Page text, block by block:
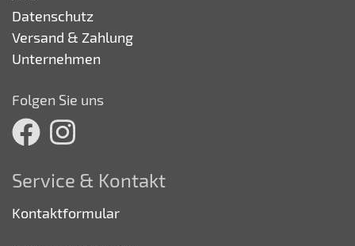
Datenschutz
Versand & Zahlung
Unternehmen
Folgen Sie uns
Service & Kontakt
Kontaktformular